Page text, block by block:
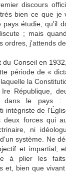
discours
bien ce que
étudie, qu'il
; mais
ordres, j'attends
du Conseil en
période de «
la
République,
dans le pays :
intégriste de
deux forces qui
ni
système. Ne
et impartial,
à plier les faits
et, bien que